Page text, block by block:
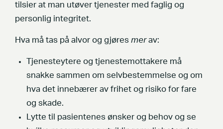
tilsier at man utøver tjenester med faglig og
personlig integritet.
Hva må tas på alvor og gjøres merav:
Tjenesteytere og tjenestemottakere må
snakke sammen om selvbestemmelse og om
hva det innebærer av frihet og risiko for fare
og skade.
Lytte til pasientenes ønsker og behov og se